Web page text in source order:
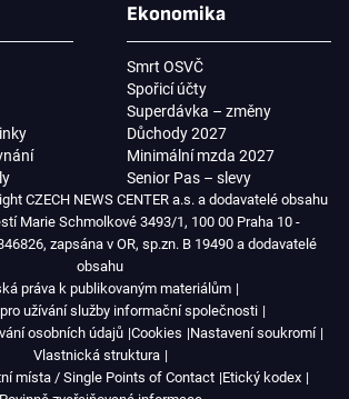
Ekonomika
Smrt OSVČ
Spořicí účty
Superdávka – změny
Důchody 2027
Minimální mzda 2027
Senior Pas – slevy
CZECH NEWS CENTER a.s. a dodavatelé obsahu
Marie Schmolkové 3493/1, 100 00 Praha 10 -
zapsána v OR, sp.zn. B 19490 a dodavatelé
obsahu
práva k publikovaným materiálům
užívání služby informační společnosti
osobních údajů Cookies Nastavení soukromí
Vlastnická struktura
místa / Single Points of Contact Etický kodex